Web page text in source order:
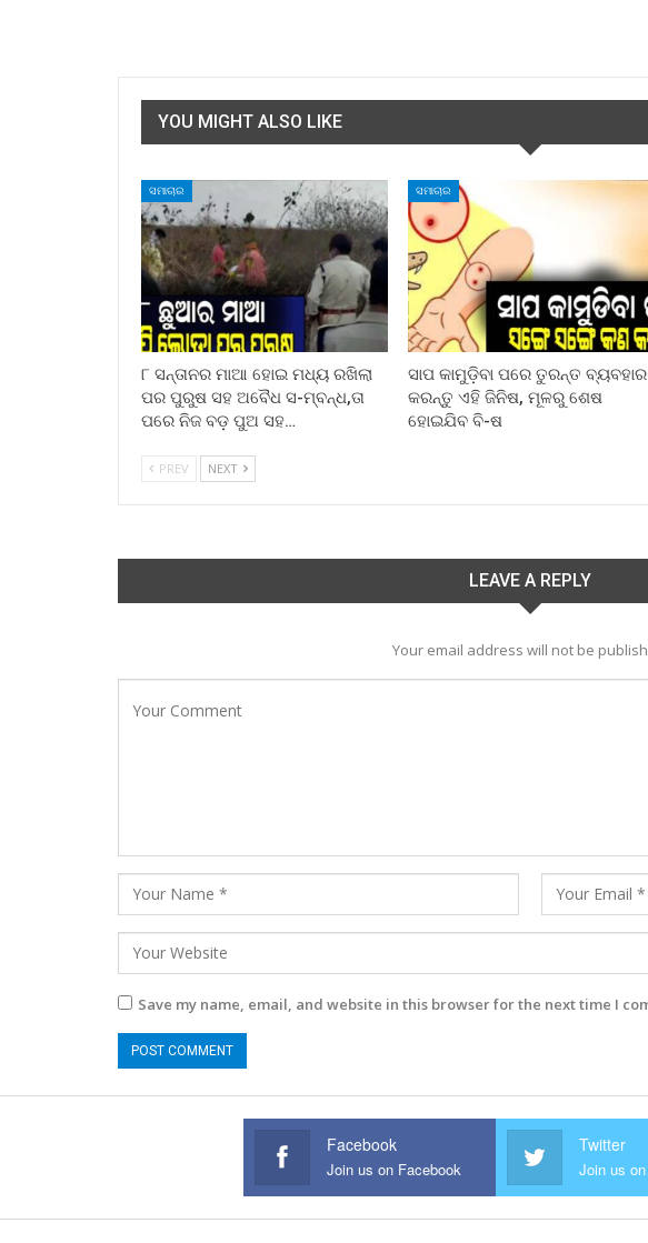
YOU MIGHT ALSO LIKE
ସମାଚାର
୮ ସନ୍ତାନର ମାଆ ହୋଇ ମଧ୍ୟ ରଖିଲା
ପର ପୁରୁଷ ସହ ଅବୈଧ ସ-ମ୍ବନ୍ଧ,ତା
ପରେ ନିଜ ବଡ଼ ପୁଅ ସହ…
ସମାଚାର
ସାପ କାମୁଡ଼ିବା ପରେ ତୁରନ୍ତ ବ୍ୟବହାର
କରନ୍ତୁ ଏହି ଜିନିଷ, ମୂଳରୁ ଶେଷ
ହୋଇଯିବ ବି-ଷ
PREV NEXT
LEAVE A REPLY
Your email address will not be
Save my name, email, and website in this browser for the next time I
Facebook
Join us on Facebook
Twitter
Join us